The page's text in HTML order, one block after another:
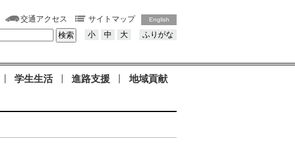
交通アクセス サイトマップ English
小 中 大 ふりがな
学生生活 進路支援 地域貢献